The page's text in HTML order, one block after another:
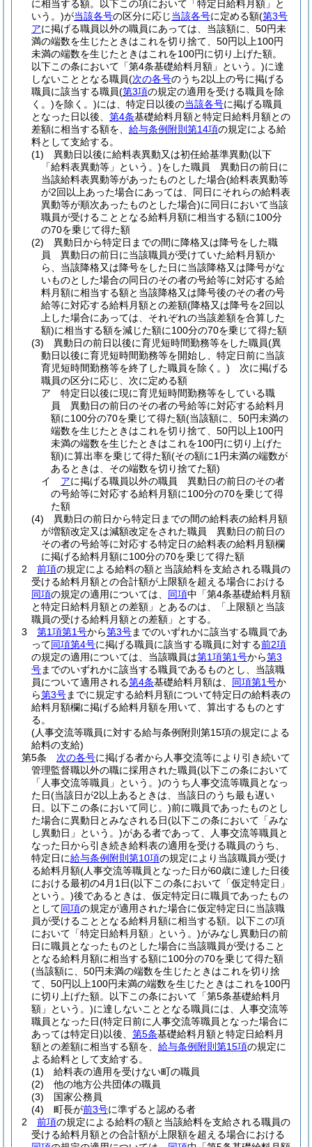
に相当する額。以下この項において「特定日給料月額」と
いう。)が当該各号の区分に応じ当該各号に定める額(第3号
アに掲げる職員以外の職員にあっては、当該額に、50円未
満の端数を生じたときはこれを切り捨て、50円以上100円
未満の端数を生じたときはこれを100円に切り上げた額。
以下この条において「第4条基礎給料月額」という。)に達
しないこととなる職員(次の各号のうち2以上の号に掲げる
職員に該当する職員(第3項の規定の適用を受ける職員を除
く。)を除く。)には、特定日以後の当該各号に掲げる職員
となった日以後、 第4条基礎給料月額と特定日給料月額との
差額に相当する額を、 給与条例附則第14項の規定による給
料として支給する。
(1)
異動日以後に給料表異動又は初任給基準異動(以下
「給料表異動等」という。)をした職員 異動日の前日に
当該給料表異動等があったものとした場合(給料表異動等
が2回以上あった場合にあっては、同日にそれらの給料表
異動等が順次あったものとした場合)に同日において当該
職員が受けることとなる給料月額に相当する額に100分
の70を乗じて得た額
(2)
異動日から特定日までの間に降格又は降号をした職
員 異動日の前日に当該職員が受けていた給料月額か
ら、当該降格又は降号をした日に当該降格又は降号がな
いものとした場合の同日のその者の号給等に対応する給
料月額に相当する額と当該降格又は降号後のその者の号
給等に対応する給料月額との差額(降格又は降号を2回以
上した場合にあっては、それぞれの当該差額を合算した
額)に相当する額を減じた額に100分の70を乗じて得た額
(3)
異動日の前日以後に育児短時間勤務等をした職員(異
動日以後に育児短時間勤務等を開始し、特定日前に当該
育児短時間勤務等を終了した職員を除く。) 次に掲げる
職員の区分に応じ、次に定める額
ア
特定日以後に現に育児短時間勤務等をしている職
員 異動日の前日のその者の号給等に対応する給料月
額に100分の70を乗じて得た額(当該額に、50円未満の
端数を生じたときはこれを切り捨て、50円以上100円
未満の端数を生じたときはこれを100円に切り上げた
額)に算出率を乗じて得た額(その額に1円未満の端数が
あるときは、その端数を切り捨てた額)
イ
アに掲げる職員以外の職員 異動日の前日のその者
の号給等に対応する給料月額に100分の70を乗じて得
た額
(4)
異動日の前日から特定日までの間の給料表の給料月額
が増額改定又は減額改定をされた職員 異動日の前日の
その者の号給等に対応する特定日の給料表の給料月額欄
に掲げる給料月額に100分の70を乗じて得た額
2
前項の規定による給料の額と当該給料を支給される職員の
受ける給料月額との合計額が上限額を超える場合における
同項の規定の適用については、 同項中「第4条基礎給料月額
と特定日給料月額との差額」とあるのは、「上限額と当該
職員の受ける給料月額との差額」とする。
3
第1項第1号から第3号までのいずれかに該当する職員であ
って同項第4号に掲げる職員に該当する職員に対する前2項
の規定の適用については、当該職員は第1項第1号から第3
号までのいずれかに該当する職員であるものとし、当該職
員について適用される第4条基礎給料月額は、 同項第1号か
ら第3号までに規定する給料月額について特定日の給料表の
給料月額欄に掲げる給料月額を用いて、算出するものとす
る。
(人事交流等職員に対する給与条例附則第15項の規定による
給料の支給)
第5条
次の各号に掲げる者から人事交流等により引き続いて
管理監督職以外の職に採用された職員(以下この条において
「人事交流等職員」という。)のうち人事交流等職員となっ
た日(当該日が2以上あるときは、当該日のうち最も遅い
日。以下この条において同じ。)前に職員であったものとし
た場合に異動日とみなされる日(以下この条において「みな
し異動日」という。)がある者であって、人事交流等職員と
なった日から引き続き給料表の適用を受ける職員のうち、
特定日に給与条例附則第10項の規定により当該職員が受け
る給料月額(人事交流等職員となった日が60歳に達した日後
における最初の4月1日(以下この条において「仮定特定日」
という。)後であるときは、仮定特定日に職員であったもの
として同項の規定が適用された場合に仮定特定日に当該職
員が受けることとなる給料月額に相当する額。以下この項
において「特定日給料月額」という。)がみなし異動日の前
日に職員となったものとした場合に当該職員が受けること
となる給料月額に相当する額に100分の70を乗じて得た額
(当該額に、50円未満の端数を生じたときはこれを切り捨
て、50円以上100円未満の端数を生じたときはこれを100円
に切り上げた額。以下この条において「第5条基礎給料月
額」という。)に達しないこととなる職員には、人事交流等
職員となった日(特定日前に人事交流等職員となった場合に
あっては特定日)以後、 第5条基礎給料月額と特定日給料月
額との差額に相当する額を、 給与条例附則第15項の規定に
よる給料として支給する。
(1)
給料表の適用を受けない町の職員
(2)
他の地方公共団体の職員
(3)
国家公務員
(4)
町長が前3号に準ずると認める者
2
前項の規定による給料の額と当該給料を支給される職員の
受ける給料月額との合計額が上限額を超える場合における